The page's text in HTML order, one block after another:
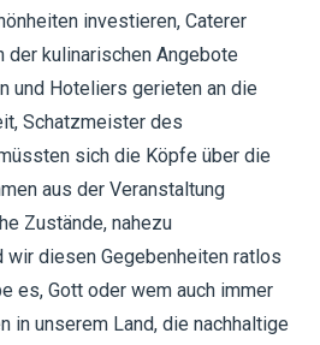
investieren, Caterer
der kulinarischen Angebote
und Hoteliers gerieten an die
Schatzmeister des
sich die Köpfe über die
aus der Veranstaltung
Zustände, nahezu
wir diesen Gegebenheiten ratlos
es, Gott oder wem auch immer
in unserem Land, die nachhaltige